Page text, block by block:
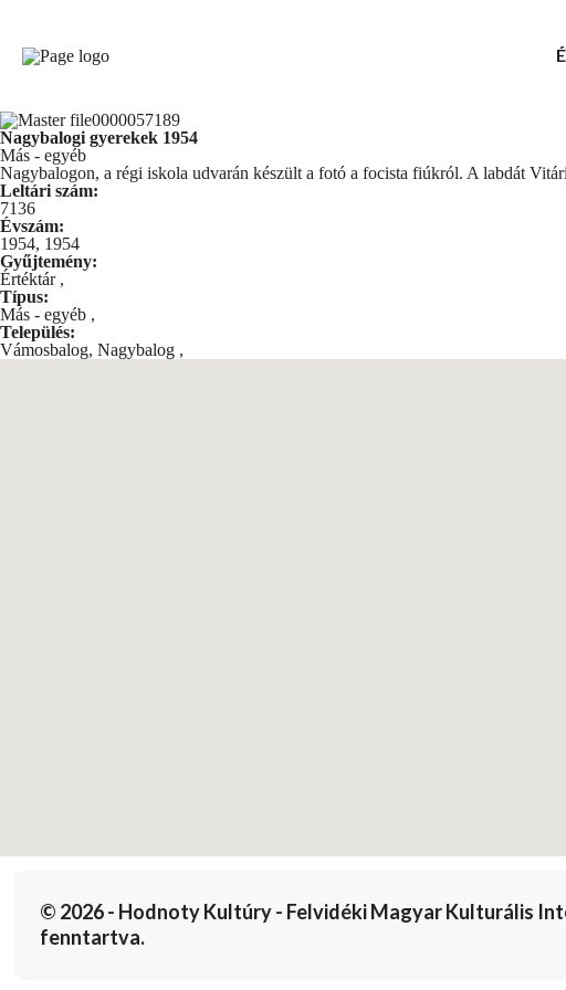
Nagybalogi gyerekek 1954
Más - egyéb
Nagybalogon, a régi iskola udvarán készült a fotó a focista fiúkról. A labdát
Leltári szám:
7136
Évszám:
1954, 1954
Gyűjtemény:
Értéktár ,
Típus:
Más - egyéb ,
Település:
Vámosbalog, Nagybalog ,
© 2026 - Hodnoty Kultúry - Felvidéki Magyar Kulturális
fenntartva.